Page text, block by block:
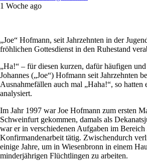
1 Woche ago
„Joe“ Hofmann, seit Jahrzehnten in der
fröhlichen Gottesdienst in den Ruhestand
„Ha!“ – für diesen kurzen, dafür häufigen
Johannes („Joe“) Hofmann seit Jahrzehnten
Ausnahmefällen auch mal „Haha!“, so hatten
analysiert.
Im Jahr 1997 war Joe Hofmann zum ersten
Schweinfurt gekommen, damals als
war er in verschiedenen Aufgaben im Bereich
Konfirmandenarbeit tätig. Zwischendurch
einige Jahre, um in Wiesenbronn in einem
minderjährigen Flüchtlingen zu arbeiten.